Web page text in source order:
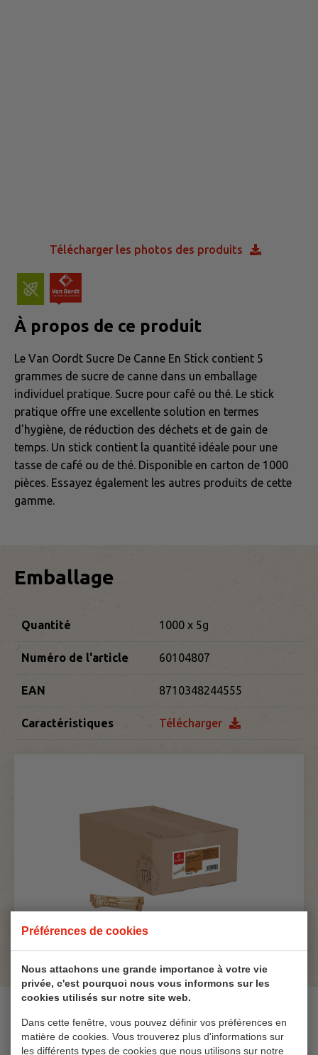
Préférences de cookies
Nous attachons une grande importance à votre vie
privée, c'est pourquoi nous vous informons sur les
cookies utilisés sur notre site web.
Dans cette fenêtre, vous pouvez définir vos préférences en
matière de cookies. Vous trouverez plus d'informations sur
les différents types de cookies que nous utilisons sur notre
Télécharger les photos des produits
À propos de ce produit
Le Van Oordt Sucre De Canne En Stick contient 5
grammes de sucre de canne dans un emballage
individuel pratique. Sucre pour café ou thé. Le stick
pratique offre une excellente solution en termes
d'hygiène, de réduction des déchets et de gain de
temps. Un stick contient la quantité idéale pour une
tasse de café ou de thé. Disponible en carton de 1000
pièces. Essayez également les autres produits de cette
gamme.
Emballage
Quantité 1000 x 5g
Numéro de l'article 60104807
EAN 8710348244555
Caractéristiques Télécharger
Ingrédients
100% sucre de canne